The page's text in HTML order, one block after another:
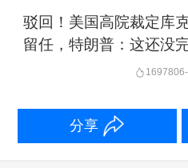
表示，需重点关注
（FOMC）政策声明
性”表述。“即便油
物价水平依然偏高
期内重启降息的合
驳回！美国高院裁定库
留任，特朗普：这还没
16978
分享